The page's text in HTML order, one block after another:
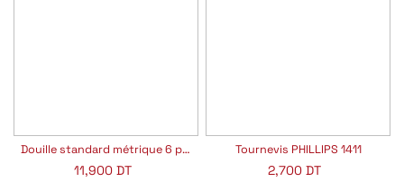
Douille standard métrique 6 pans 3/4"
11,900DT
Tournevis PHILLIPS 1411
2,700 DT